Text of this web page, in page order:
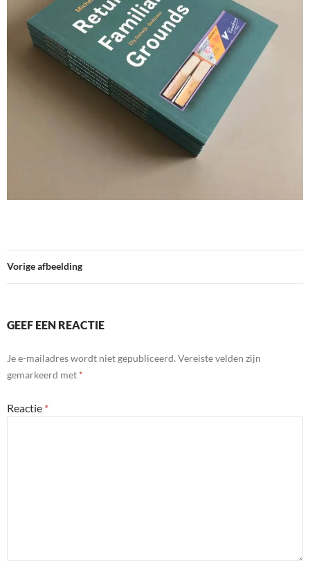
Vorige afbeelding
GEEF EEN REACTIE
Je e-mailadres wordt niet gepubliceerd.Vereiste velden zijn
gemarkeerd met *
Reactie *